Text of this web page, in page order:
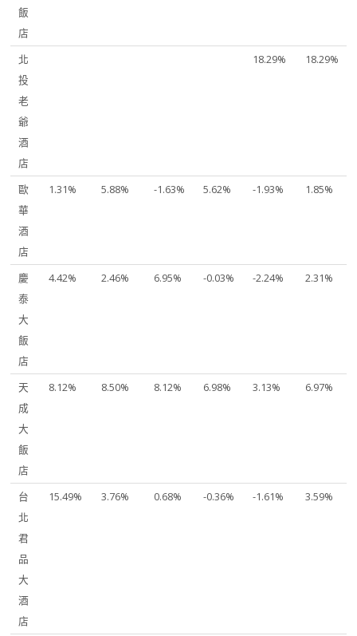
飯
店
北
投
老
爺
酒
店
18.29% 18.29%
歐
華
酒
店
1.31% 5.88% -1.63% 5.62% -1.93% 1.85%
慶
泰
大
飯
店
4.42% 2.46% 6.95% -0.03% -2.24% 2.31%
天
成
大
飯
店
8.12% 8.50% 8.12% 6.98% 3.13% 6.97%
台
北
君
品
大
酒
店
15.49% 3.76% 0.68% -0.36% -1.61% 3.59%